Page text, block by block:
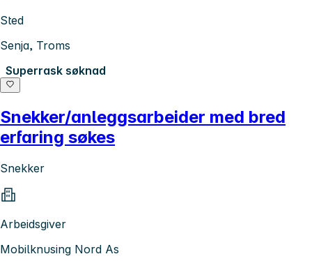
Sted
Senja, Troms
Superrask søknad
Snekker/anleggsarbeider med bred
erfaring søkes
Snekker
Arbeidsgiver
Mobilknusing Nord As